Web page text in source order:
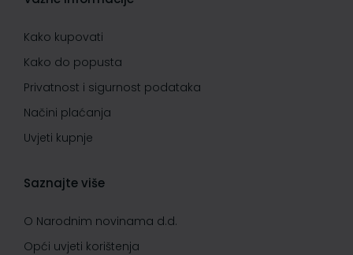
Kako kupovati
Kako do popusta
Privatnost i sigurnost podataka
Načini plaćanja
Uvjeti kupnje
Saznajte više
O Narodnim novinama d.d.
Opći uvjeti korištenja